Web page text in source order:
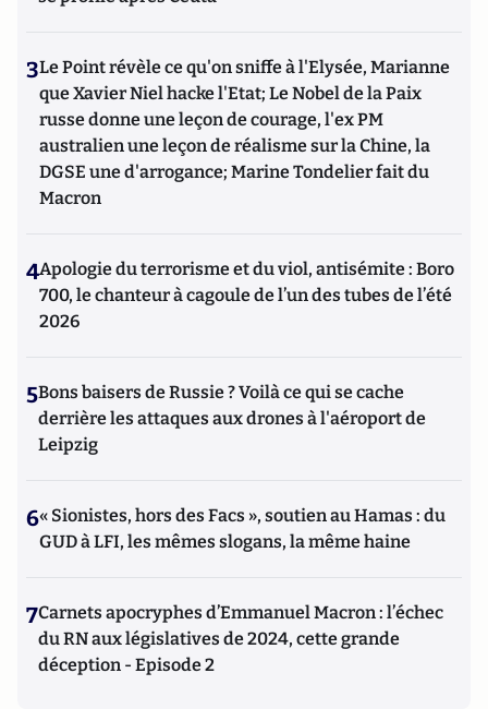
3Le Point révèle ce qu'on sniffe à l'Elysée, Marianne
que Xavier Niel hacke l'Etat; Le Nobel de la Paix
russe donne une leçon de courage, l'ex PM
australien une leçon de réalisme sur la Chine, la
DGSE une d'arrogance; Marine Tondelier fait du
Macron
4Apologie du terrorisme et du viol, antisémite : Boro
700, le chanteur à cagoule de l’un des tubes de l’été
2026
5Bons baisers de Russie ? Voilà ce qui se cache
derrière les attaques aux drones à l'aéroport de
Leipzig
6« Sionistes, hors des Facs », soutien au Hamas : du
GUD à LFI, les mêmes slogans, la même haine
7Carnets apocryphes d’Emmanuel Macron : l’échec
du RN aux législatives de 2024, cette grande
déception - Episode 2